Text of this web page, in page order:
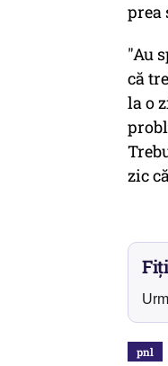
prea
"Au
că
la o
zic
pnl